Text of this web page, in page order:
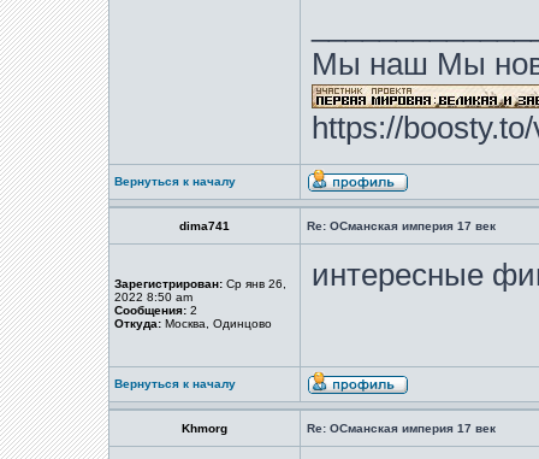
Мы наш Мы
https://
Вернуться к началу
dima741 Re: ОСманская империя 17 век
Зарегистрирован: Ср янв 26,
2022 8:50 am
Сообщения: 2
Откуда: Москва, Одинцово
интересные
Вернуться к началу
Khmorg Re: ОСманская империя 17 век